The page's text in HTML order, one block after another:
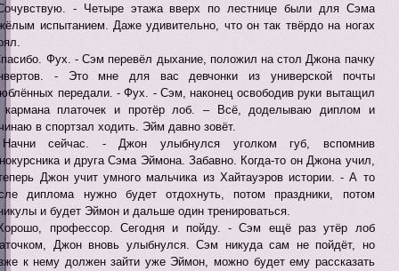
- Четыре этажа вверх по лестнице были для Сэма
испытанием. Даже удивительно, что он так твёрдо на ногах
Фух. - Сэм перевёл дыхание, положил на стол Джона пачку
- Это мне для вас девчонки из универской почты
передали. - Фух. - Сэм, наконец освободив руки вытащил
кармана платочек и протёр лоб. – Всё, доделываю диплом и
в спортзал ходить. Эйм давно зовёт.
сейчас. - Джон улыбнулся уголком губ, вспомнив
и друга Сэма Эймона. Забавно. Когда-то он Джона учил,
Джон учит умного мальчика из Хайтауэров истории. - А то
диплома нужно будет отдохнуть, потом праздники, потом
и будет Эймон и дальше один тренироваться.
профессор. Сегодня и пойду. - Сэм ещё раз утёр лоб
Джон вновь улыбнулся. Сэм никуда сам не пойдёт, но
к нему должен зайти уже Эймон, можно будет ему рассказать